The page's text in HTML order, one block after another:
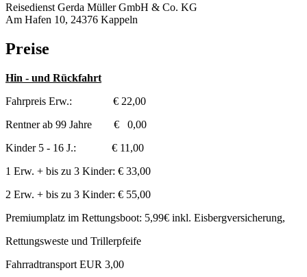
Reisedienst Gerda Müller GmbH & Co. KG
Am Hafen 10, 24376 Kappeln
Preise
Hin - und Rückfahrt
Fahrpreis Erw.: € 22,00
Rentner ab 99 Jahre € 0,00
Kinder 5 - 16 J.: € 11,00
1 Erw. + bis zu 3 Kinder: € 33,00
2 Erw. + bis zu 3 Kinder: € 55,00
Premiumplatz im Rettungsboot: 5,99€ inkl. Eisbergversicherung,
Rettungsweste und Trillerpfeife
Fahrradtransport EUR 3,00